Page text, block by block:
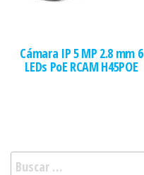
Cámara IP 5 MP 2.8 mm 6
LEDs PoE RCAM H45POE
Buscar: